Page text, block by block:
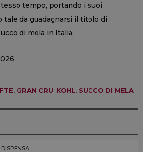
tempo, portando i suoi
tale da guadagnarsi il titolo di
di mela in Italia.
, GRAN CRU, KOHL, SUCCO DI MELA
DISPENSA